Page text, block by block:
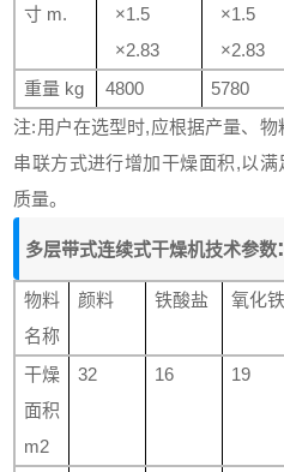
寸 m.
×1.5
×2.83
×1.5
×2.83
重量 kg 4800 5780
注:用户在选型时,应根据产量、
串联方式进行增加干燥面积,以满
质量。
多层带式连续式干燥机技术参数:
物料
名称
颜料 铁酸盐 氧化铁
干燥
面积
m2
32 16 19